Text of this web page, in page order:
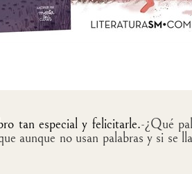
tan especial y felicitarle.-¿Qué
aunque no usan palabras y si se